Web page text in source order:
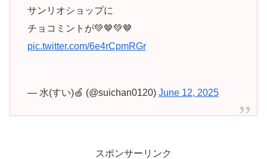
サンリオショップに
チョコミントが💚🤎💚🤎
pic.twitter.com/6e4rCpmRGr
— 水(すい)🍏 (@suichan0120) June 12, 2025
スポンサーリンク